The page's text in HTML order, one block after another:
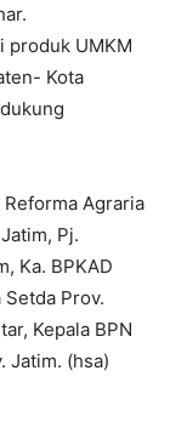
produk UMKM
Kota
Agraria
Pj.
Ka. BPKAD
Prov.
Kepala BPN
Jatim. (hsa)